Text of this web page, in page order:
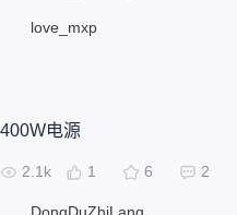
love_mxp
400W电源
2.1k 1 6 2